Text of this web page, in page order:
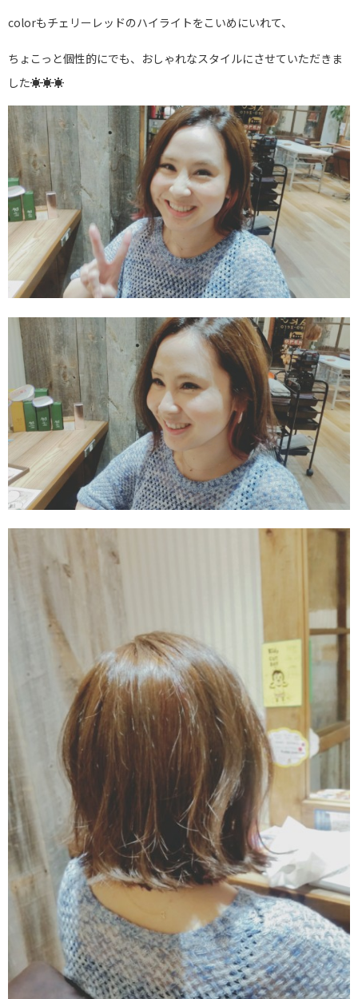
colorもチェリーレッドのハイライトをこいめにいれて、
ちょこっと個性的にでも、おしゃれなスタイルにさせていただきま
した☀☀☀